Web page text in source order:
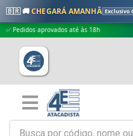
🇧🇷 🚚CHEGARÁ AMANHÃ Exclusivo
aprovados até às 18h ✅